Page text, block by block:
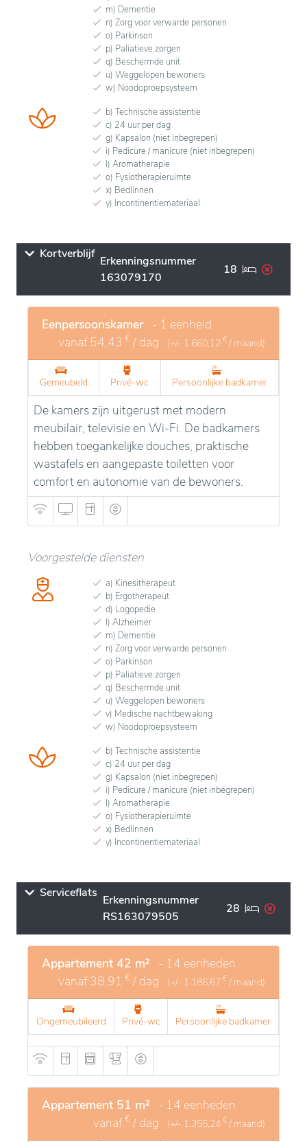
m) Dementie
n) Zorg voor verwarde personen
o) Parkinson
p) Paliatieve zorgen
q) Beschermde unit
u) Weggelopen bewoners
w) Noodoproepsysteem
b) Technische assistentie
c) 24 uur per dag
g) Kapsalon (niet inbegrepen)
i) Pedicure / manicure (niet inbegrepen)
l) Aromatherapie
o) Fysiotherapieruimte
x) Bedlinnen
y) Incontinentiemateriaal
Kortverblijf Erkenningsnummer
163079170
18
Eenpersoonskamer - 1 eenheid
vanaf 54,43 € / dag (+/- 1.660,12 € / maand)
Gemeubeld Privé-wc Persoonlijke badkamer
De kamers zijn uitgerust met modern
meubilair, televisie en Wi-Fi. De badkamers
hebben toegankelijke douches, praktische
wastafels en aangepaste toiletten voor
comfort en autonomie van de bewoners.
Voorgestelde diensten
a) Kinesitherapeut
b) Ergotherapeut
d) Logopedie
l) Alzheimer
m) Dementie
n) Zorg voor verwarde personen
o) Parkinson
p) Paliatieve zorgen
q) Beschermde unit
u) Weggelopen bewoners
v) Medische nachtbewaking
w) Noodoproepsysteem
b) Technische assistentie
c) 24 uur per dag
g) Kapsalon (niet inbegrepen)
i) Pedicure / manicure (niet inbegrepen)
l) Aromatherapie
o) Fysiotherapieruimte
x) Bedlinnen
y) Incontinentiemateriaal
Serviceflats Erkenningsnummer
RS163079505
28
Appartement 42 m² - 14 eenheden
vanaf38,91 € / dag (+/- 1.186,67 € / maand)
Ongemeubileerd Privé-wc Persoonlijke badkamer
Appartement 51 m² - 14 eenheden
vanaf€ / dag (+/- 1.355,24 € / maand)